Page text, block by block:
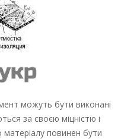
можуть бути виконані
за своєю міцністю і
матеріалу повинен бути